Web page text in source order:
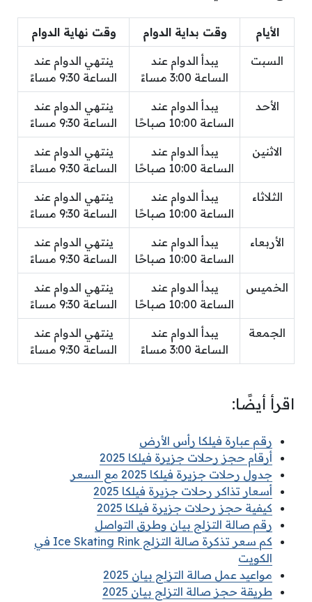
الأيام وقت بداية الدوام وقت نهاية الدوام
السبت
يبدأ الدوام عند
الساعة 3:00 مساءً
ينتهي الدوام عند
الساعة 9:30 مساءً
الأحد
يبدأ الدوام عند
الساعة 10:00 صباحًا
ينتهي الدوام عند
الساعة 9:30 مساءً
الاثنين
يبدأ الدوام عند
الساعة 10:00 صباحًا
ينتهي الدوام عند
الساعة 9:30 مساءً
الثلاثاء
يبدأ الدوام عند
الساعة 10:00 صباحًا
ينتهي الدوام عند
الساعة 9:30 مساءً
الأربعاء
يبدأ الدوام عند
الساعة 10:00 صباحًا
ينتهي الدوام عند
الساعة 9:30 مساءً
الخميس
يبدأ الدوام عند
الساعة 10:00 صباحًا
ينتهي الدوام عند
الساعة 9:30 مساءً
الجمعة
يبدأ الدوام عند
الساعة 3:00 مساءً
ينتهي الدوام عند
الساعة 9:30 مساءً
اقرأ أيضًا:
رقم عبارة فيلكا رأس الأرض
أرقام حجز رحلات جزيرة فيلكا 2025
جدول رحلات جزيرة فيلكا 2025 مع السعر
أسعار تذاكر رحلات جزيرة فيلكا 2025
كيفية حجز رحلات جزيرة فيلكا 2025
رقم صالة التزلج بيان وطرق التواصل
كم سعر تذكرة صالة التزلج Ice Skating Rink في
الكويت
مواعيد عمل صالة التزلج بيان 2025
طريقة حجز صالة التزلج بيان 2025